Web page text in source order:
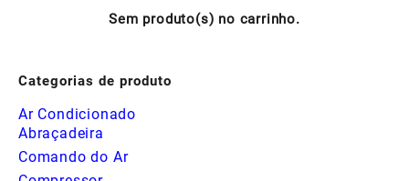
Sem produto(s) no carrinho.
Categorias de produto
Ar Condicionado
Abraçadeira
Comando do Ar